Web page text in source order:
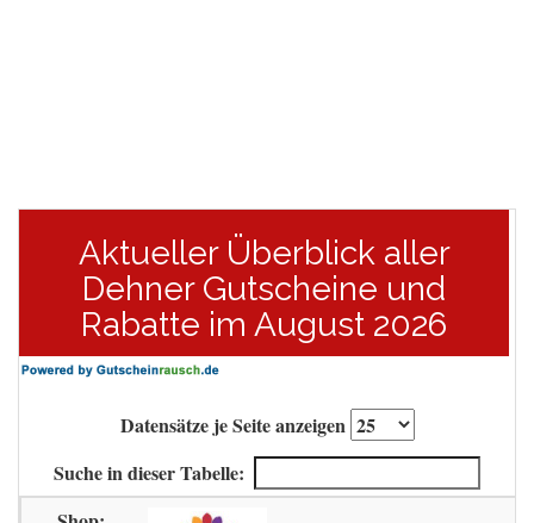
Aktueller Überblick aller
Dehner Gutscheine und
Rabatte im August 2026
Datensätze je Seite anzeigen
Suche in dieser Tabelle: